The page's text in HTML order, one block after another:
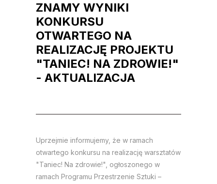
ZNAMY WYNIKI
KONKURSU
OTWARTEGO NA
REALIZACJĘ PROJEKTU
"TANIEC! NA ZDROWIE!"
- AKTUALIZACJA
Uprzejmie informujemy, że w ramach
otwartego konkursu na realizację warsztatów
"Taniec! Na zdrowie!", ogłoszonego w
ramach Programu Przestrzenie Sztuki –